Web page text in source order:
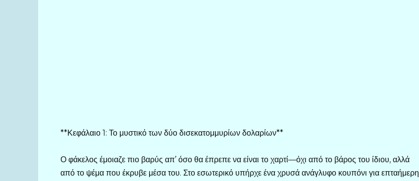
**Κεφάλαιο 1: Το μυστικό των δύο δισεκατομμυρίων δολαρίων**
Ο φάκελος έμοιαζε πιο βαρύς απ’ όσο θα έπρεπε να είναι το χαρτί—όχι από το βάρος του ίδιου, αλλά
από το ψέμα που έκρυβε μέσα του. Στο εσωτερικό υπήρχε ένα χρυσά ανάγλυφο κουπόνι για επταήμερη